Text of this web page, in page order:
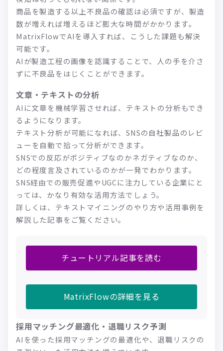
商品を製造する以上不良品の確認は必須ですが、製造
数が増えれば増えるほど膨大な時間がかかります。
MatrixFlowでAIを導入すれば、こうした課題も解決
可能です。
AIが製造工程の画像を認識することで、人の手を介さ
ずに不良品をはじくことができます。
文章・テキストの分析
AIに文章を機械学習させれば、テキストの分析もでき
るようになります。
テキスト分析が可能になれば、SNSの自社製品のレビ
ューを自動で拾って分析ができます。
SNSでの反応がポジティブなのかネガティブなのか、
どの程度言及されているのかが一発でわかります。
SNS経由での販売促進やUGCに注力している企業にと
っては、かなり有効な活用方法でしょう。
詳しくは、テキストマイニングのやり方や活用事例を
解説した記事をご覧ください。
チュートリアル記事を読む
MatrixFlowの詳細を見る
採用マッチング最適化・退職リスク予測
AIを使った採用マッチングの最適化や、退職リスクの